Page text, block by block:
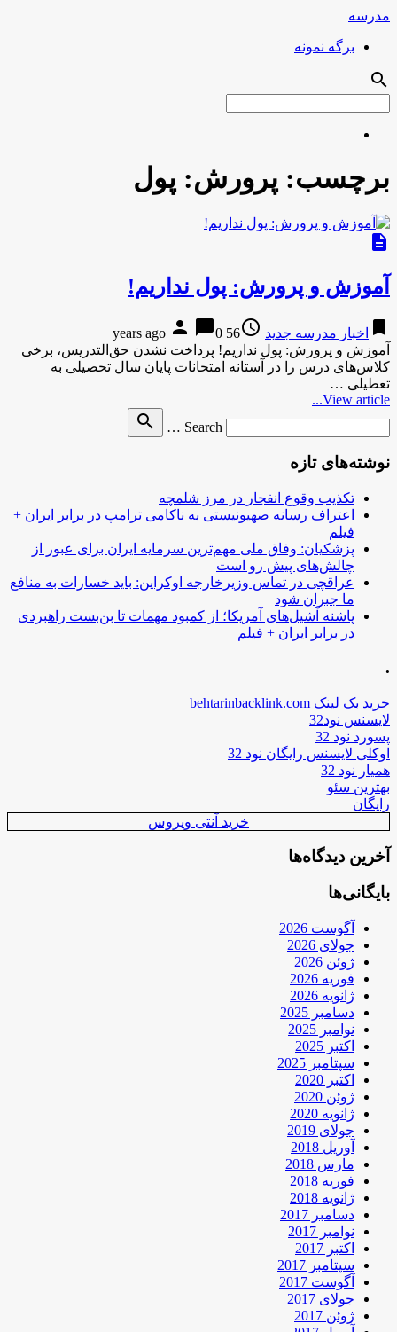
مدرسه
برگه نمونه
search
برچسب: پرورش: پول
description
آموزش و پرورش: پول نداریم!
bookmark اخبار مدرسه جدید access_time
56 years ago
person chat_bubble0
آموزش و پرورش: پول نداریم! پرداخت نشدن حق‌التدریس، برخی
کلاس‌های درس را در آستانه امتحانات پایان سال تحصیلی به
تعطیلی …
View article...
Search …
search
نوشته‌های تازه
تکذیب وقوع انفجار در مرز شلمچه
اعتراف رسانه صهیونیستی به ناکامی ترامپ در برابر ایران +
فیلم
پزشکیان: وفاق ملی مهم‌ترین سرمایه ایران برای عبور از
چالش‌های پیش رو است
عراقچی در تماس وزیرخارجه اوکراین: باید خسارات به منافع
ما جبران شود
پاشنه آشیل‌های آمریکا؛ از کمبود مهمات تا بن‌بست راهبردی
در برابر ایران + فیلم
.
خرید بک لینک behtarinbacklink.com
لایسنس نود32
پسورد نود 32
اوکلی لایسنس رایگان نود 32
همیار نود 32
بهترین سئو
رایگان
خرید آنتی ویروس
آخرین دیدگاه‌ها
بایگانی‌ها
آگوست 2026
جولای 2026
ژوئن 2026
فوریه 2026
ژانویه 2026
دسامبر 2025
نوامبر 2025
اکتبر 2025
سپتامبر 2025
اکتبر 2020
ژوئن 2020
ژانویه 2020
جولای 2019
آوریل 2018
مارس 2018
فوریه 2018
ژانویه 2018
دسامبر 2017
نوامبر 2017
اکتبر 2017
سپتامبر 2017
آگوست 2017
جولای 2017
ژوئن 2017